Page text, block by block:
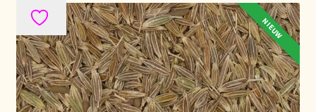
Paiement et réductions
Payment and discounts
Pedidos y plazos de entrega
NIEUW